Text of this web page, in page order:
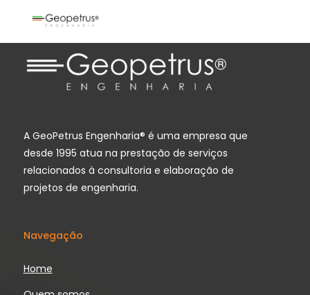
A GeoPetrus Engenharia® é uma empresa que
desde 1995 atua na prestação de serviços
relacionados à consultoria e elaboração de
projetos de engenharia.
Navegação
Home